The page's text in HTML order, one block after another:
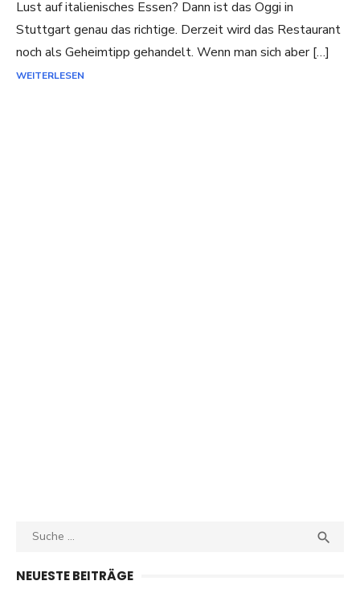
Lust auf italienisches Essen? Dann ist das Oggi in
Stuttgart genau das richtige. Derzeit wird das Restaurant
noch als Geheimtipp gehandelt. Wenn man sich aber […]
WEITERLESEN
Search

NEUESTE BEITRÄGE